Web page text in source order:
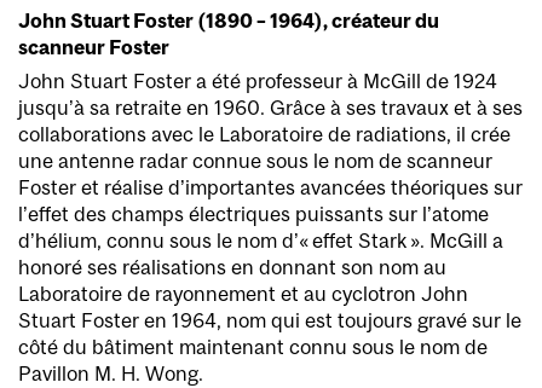
John Stuart Foster (1890 – 1964), créateur du
scanneur Foster
John Stuart Foster a été professeur à McGill de 1924
jusqu’à sa retraite en 1960. Grâce à ses travaux et à ses
collaborations avec le Laboratoire de radiations, il crée
une antenne radar connue sous le nom de scanneur
Foster et réalise d’importantes avancées théoriques sur
l’effet des champs électriques puissants sur l’atome
d’hélium, connu sous le nom d’« effet Stark ». McGill a
honoré ses réalisations en donnant son nom au
Laboratoire de rayonnement et au cyclotron John
Stuart Foster en 1964, nom qui est toujours gravé sur le
côté du bâtiment maintenant connu sous le nom de
Pavillon M. H. Wong.